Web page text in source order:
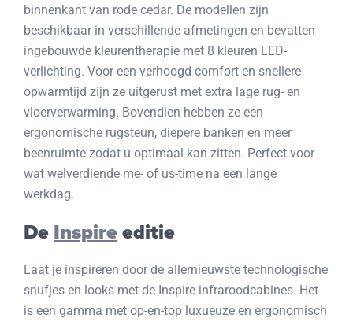
binnenkant van rode cedar. De modellen zijn
beschikbaar in verschillende afmetingen en bevatten
ingebouwde kleurentherapie met 8 kleuren LED-
verlichting. Voor een verhoogd comfort en snellere
opwarmtijd zijn ze uitgerust met extra lage rug- en
vloerverwarming. Bovendien hebben ze een
ergonomische rugsteun, diepere banken en meer
beenruimte zodat u optimaal kan zitten. Perfect voor
wat welverdiende me- of us-time na een lange
werkdag.
DeInspireeditie
Laat je inspireren door de allernieuwste technologische
snufjes en looks met de Inspire infraroodcabines. Het
is een gamma met op-en-top luxueuze en ergonomisch